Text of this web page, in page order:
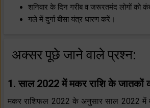
शनिवार के दिन गरीब व जरूरतमंद लोगों को
गले में दुर्गा बीसा यंत्र धारण करें।
अक्सर पूछे जाने वाले प्रश्न:
1. साल 2022 में मकर राशि के जातकों
मकर राशिफल 2022 के अनुसार साल 2022 में